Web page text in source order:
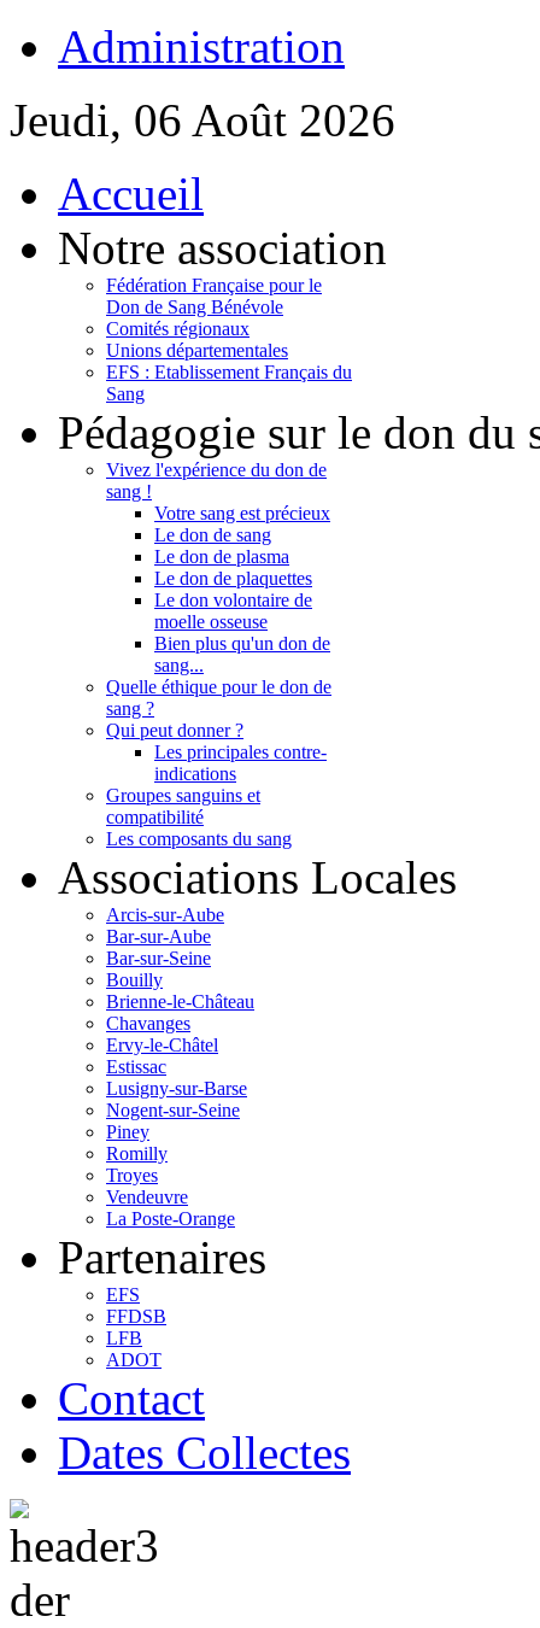
Administration
Jeudi, 06 Août 2026
Accueil
Notre association
Fédération Française pour le
Don de Sang Bénévole
Comités régionaux
Unions départementales
EFS : Etablissement Français du
Sang
Pédagogie sur le don du
Vivez l'expérience du don de
sang !
Votre sang est précieux
Le don de sang
Le don de plasma
Le don de plaquettes
Le don volontaire de
moelle osseuse
Bien plus qu'un don de
sang...
Quelle éthique pour le don de
sang ?
Qui peut donner ?
Les principales contre-
indications
Groupes sanguins et
compatibilité
Les composants du sang
Associations Locales
Arcis-sur-Aube
Bar-sur-Aube
Bar-sur-Seine
Bouilly
Brienne-le-Château
Chavanges
Ervy-le-Châtel
Estissac
Lusigny-sur-Barse
Nogent-sur-Seine
Piney
Romilly
Troyes
Vendeuvre
La Poste-Orange
Partenaires
EFS
FFDSB
LFB
ADOT
Contact
Dates Collectes